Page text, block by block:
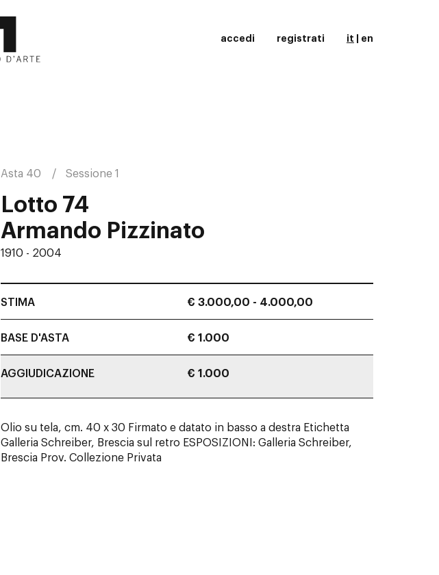
accedi registrati it en
Asta 40 Sessione 1
Lotto 74
Armando Pizzinato
1910 - 2004
STIMA € 3.000,00 - 4.000,00
BASE D'ASTA € 1.000
AGGIUDICAZIONE € 1.000
Olio su tela, cm. 40 x 30 Firmato e datato in basso a destra Etichetta
Galleria Schreiber, Brescia sul retro ESPOSIZIONI: Galleria Schreiber,
Brescia Prov. Collezione Privata